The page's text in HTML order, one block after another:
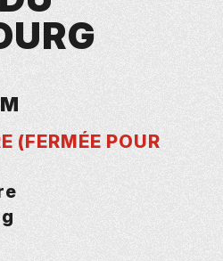
(FERMÉE POUR